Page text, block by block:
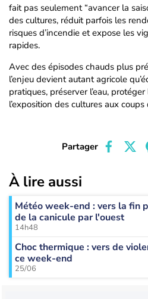
fait pas seulement “avancer la
des cultures, réduit parfois les
risques d’incendie et expose les
rapides.
Avec des épisodes chauds plus
l’enjeu devient autant agricole
pratiques, préserver l’eau,
l’exposition des cultures aux
Partager
À lire aussi
Météo week-end : vers la fin
de la canicule par l'ouest
14h48
Choc thermique : vers de
ce week-end
25/06